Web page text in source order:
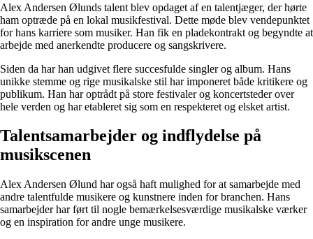
Alex Andersen Ølunds talent blev opdaget af en talentjæger, der hørte
ham optræde på en lokal musikfestival. Dette møde blev vendepunktet
for hans karriere som musiker. Han fik en pladekontrakt og begyndte at
arbejde med anerkendte producere og sangskrivere.
Siden da har han udgivet flere succesfulde singler og album. Hans
unikke stemme og rige musikalske stil har imponeret både kritikere og
publikum. Han har optrådt på store festivaler og koncertsteder over
hele verden og har etableret sig som en respekteret og elsket artist.
Talentsamarbejder og indflydelse på
musikscenen
Alex Andersen Ølund har også haft mulighed for at samarbejde med
andre talentfulde musikere og kunstnere inden for branchen. Hans
samarbejder har ført til nogle bemærkelsesværdige musikalske værker
og en inspiration for andre unge musikere.